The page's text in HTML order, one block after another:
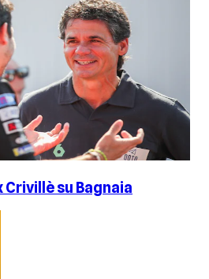
su Bagnaia